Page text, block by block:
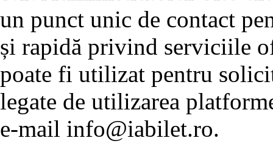
un punct unic de contact
și rapidă privind serviciile
poate fi utilizat pentru
legate de utilizarea
e-mail info@iabilet.ro.